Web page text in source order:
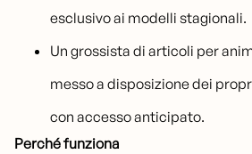
esclusivo ai modelli stagionali.
Un grossista di articoli per
messo a disposizione dei
con accesso anticipato.
Perché funziona